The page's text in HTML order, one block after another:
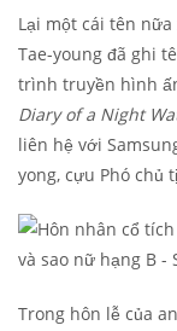
Lại một cái tên
Tae-young đã ghi
trình truyền hình
Diary of a Night
liên hệ với
yong, cựu Phó chủ
Trong hôn lễ của